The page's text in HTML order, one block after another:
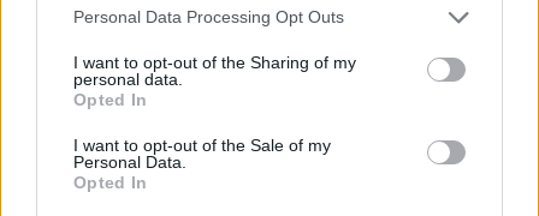
Please note that this website/app uses one or more Google
not limited to your visit or usage behaviour. You may click to
grant or deny consent to Google and its third-party tags to
use your data for below specified purposes in below Google
consent section.
Personal Data Processing Opt Outs
I want to opt-out of the Sharing of my
personal data.
Opted In
I want to opt-out of the Sale of my
Personal Data.
Opted In